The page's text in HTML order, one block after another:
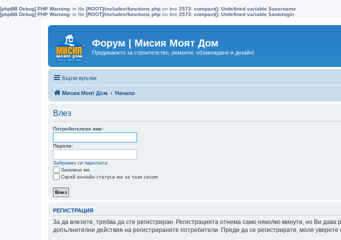
[phpBB Debug] PHP Warning: in file [ROOT]/includes/functions.php on line 2573: compact(): Undefined variable $username
[phpBB Debug] PHP Warning: in file [ROOT]/includes/functions.php on line 2573: compact(): Undefined variable $autologin
Форум | Мисия Моят Дом
Предаването за строителство, ремонти, обзавеждане и дизайн!
Бързи връзки
Мисия Моят Дом Начало
Влез
Потребителско име:
Парола:
Забравих си паролата
Запомни ме
Скрий онлайн статуса ми за тази сесия
РЕГИСТРАЦИЯ
За да влезете, трябва да сте регистриран. Регистрацията отнема само няколко минути, но Ви
допълнителни действия на регистрираните потребители. Преди да се регистрирате, моля